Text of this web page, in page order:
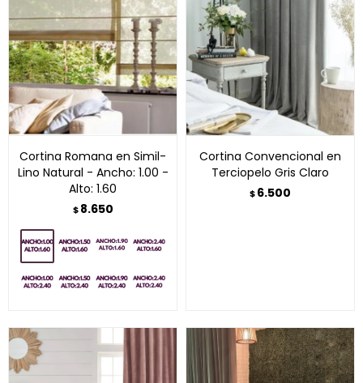
Cortina Romana en Simil-
Lino Natural - Ancho: 1.00 -
Alto: 1.60
$ 8.650
Cortina Convencional en
Terciopelo Gris Claro
$6.500